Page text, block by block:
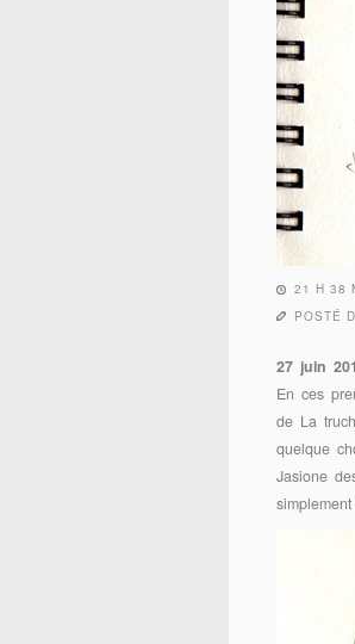
21 H 38
POSTÉ
27 juin
En ces
de La
quelque
Jasione